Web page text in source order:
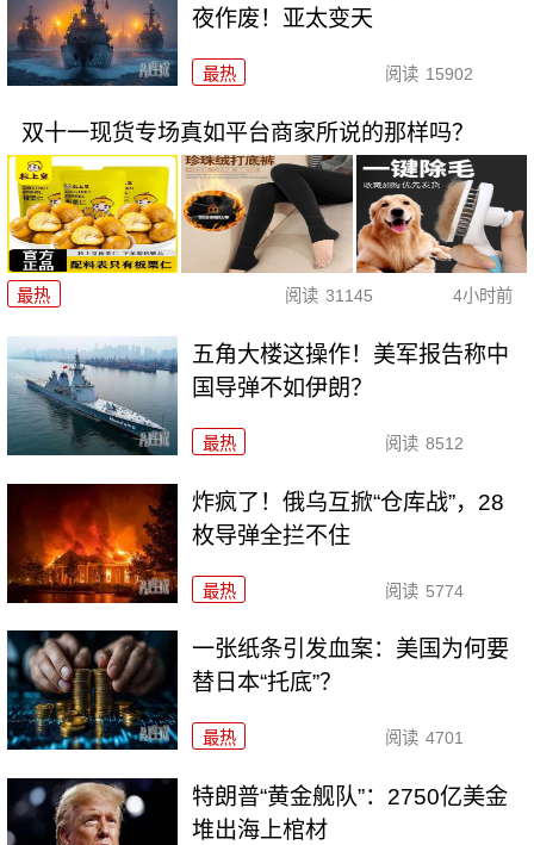
夜作废！亚太变天
最热 阅读 15902
双十一现货专场真如平台商家所说的那样吗？
最热 阅读 31145 4小时前
五角大楼这操作！美军报告称中
国导弹不如伊朗？
最热 阅读 8512
炸疯了！俄乌互掀“仓库战”，28
枚导弹全拦不住
最热 阅读 5774
一张纸条引发血案：美国为何要
替日本“托底”？
最热 阅读 4701
特朗普“黄金舰队”：2750亿美金
堆出海上棺材